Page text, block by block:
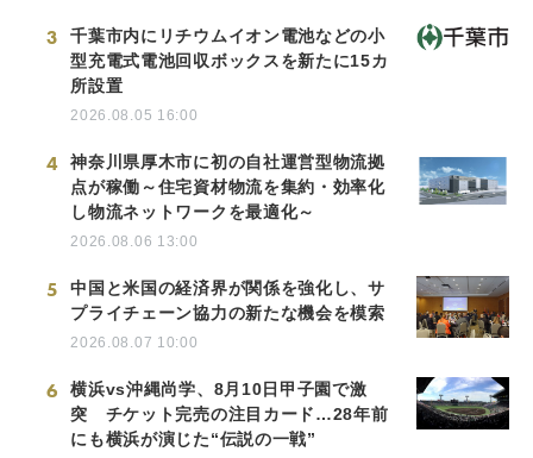
3
千葉市内にリチウムイオン電池などの小
型充電式電池回収ボックスを新たに15カ
所設置
2026.08.05 16:00
4
神奈川県厚木市に初の自社運営型物流拠
点が稼働～住宅資材物流を集約・効率化
し物流ネットワークを最適化～
2026.08.06 13:00
5
中国と米国の経済界が関係を強化し、サ
プライチェーン協力の新たな機会を模索
2026.08.07 10:00
6
横浜vs沖縄尚学、8月10日甲子園で激
突 チケット完売の注目カード…28年前
にも横浜が演じた“伝説の一戦”